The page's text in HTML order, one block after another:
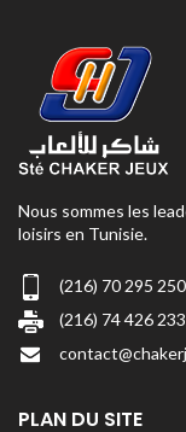
Nous sommes les
loisirs en Tunisie.
(216) 70 295
(216) 74 426 233
PLAN DU SITE